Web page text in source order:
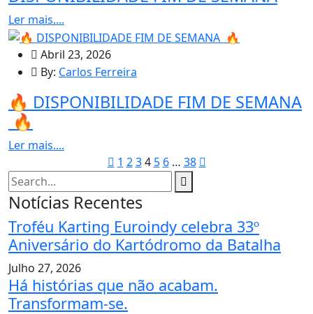
Ler mais....
Abril 23, 2026
By: Carlos Ferreira
🔥 DISPONIBILIDADE FIM DE SEMANA
🔥
Ler mais....
1 2 3 4 5 6 … 38
Notícias Recentes
Troféu Karting Euroindy celebra 33º
Aniversário do Kartódromo da Batalha
Julho 27, 2026
Há histórias que não acabam.
Transformam-se.